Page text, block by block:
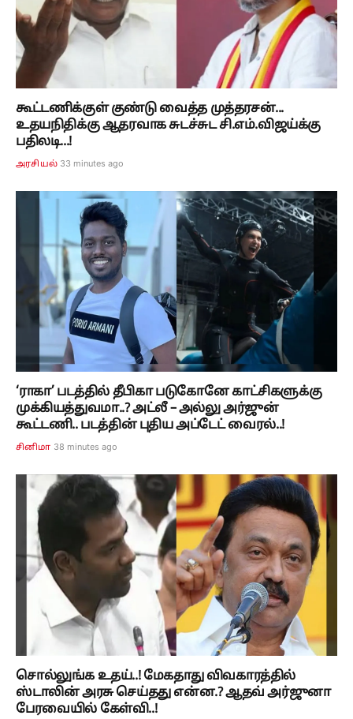
கூட்டணிக்குள் குண்டு வைத்த முத்தரசன்...
உதயநிதிக்கு ஆதரவாக சுடச்சுட சி.எம்.விஜய்க்கு
பதிலடி...!
அரசியல் 33 minutes ago
‘ராகா’ படத்தில் தீபிகா படுகோனே காட்சிகளுக்கு
முக்கியத்துவமா..? அட்லீ – அல்லு அர்ஜுன்
கூட்டணி.. படத்தின் புதிய அப்டேட் வைரல்..!
சினிமா 38 minutes ago
சொல்லுங்க உதய்..! மேகதாது விவகாரத்தில்
ஸ்டாலின் அரசு செய்தது என்ன.? ஆதவ் அர்ஜுனா
பேரவையில் கேள்வி..!